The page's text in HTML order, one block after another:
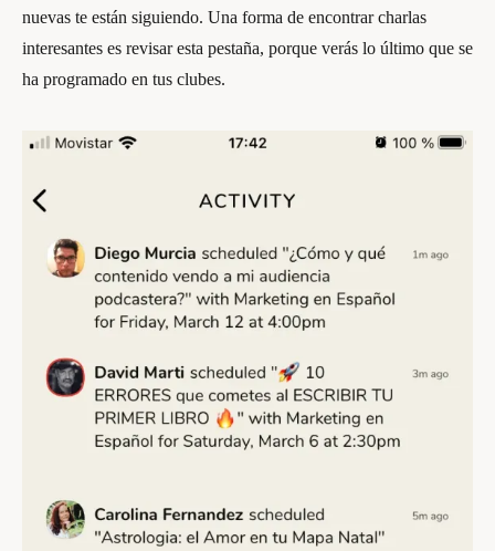
nuevas te están siguiendo. Una forma de encontrar charlas
interesantes es revisar esta pestaña, porque verás lo último que se
ha programado en tus clubes.